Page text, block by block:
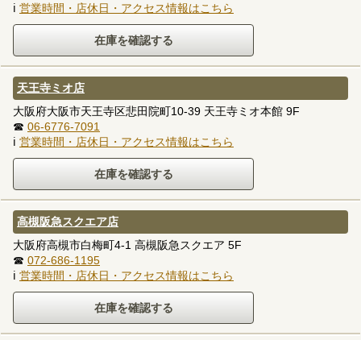
ℹ 営業時間・店休日・アクセス情報はこちら
天王寺ミオ店
大阪府大阪市天王寺区悲田院町10-39 天王寺ミオ本館 9F
☎ 06-6776-7091
ℹ 営業時間・店休日・アクセス情報はこちら
高槻阪急スクエア店
大阪府高槻市白梅町4-1 高槻阪急スクエア 5F
☎ 072-686-1195
ℹ 営業時間・店休日・アクセス情報はこちら